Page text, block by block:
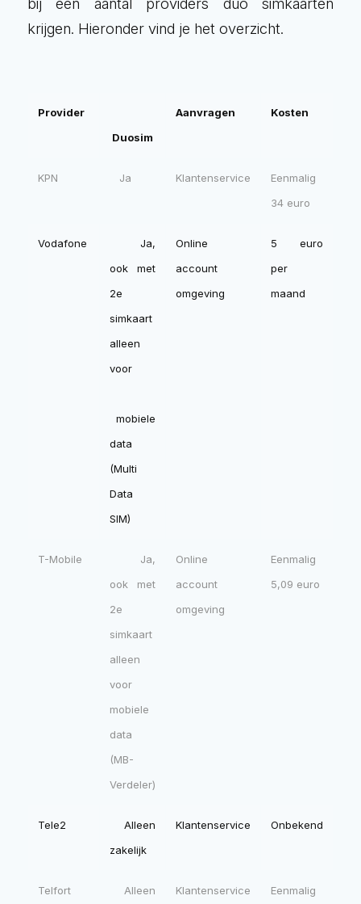
krijgen. Hieronder vind je het overzicht.
Provider
Duosim
Aanvragen Kosten
KPN Ja Klantenservice
Eenmalig
34 euro
Vodafone
Ja,
ook met
2e
simkaart
alleen
voor
mobiele
data
(Multi
Data
SIM)
Online
account
omgeving
5 euro
per
maand
T-Mobile
Ja,
ook met
2e
simkaart
alleen
voor
mobiele
data
(MB-
Verdeler)
Online
account
omgeving
Eenmalig
5,09 euro
Tele2
Alleen
zakelijk
Klantenservice Onbekend
Telfort Alleen Klantenservice Eenmalig